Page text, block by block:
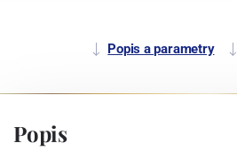
Popis a parametry
Popis